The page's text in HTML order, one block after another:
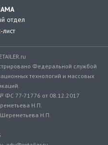
отдел
Федеральной службой
технологий и массовых
ФС 77-71776 от 08.12.2017
Н.П.
Н.П.